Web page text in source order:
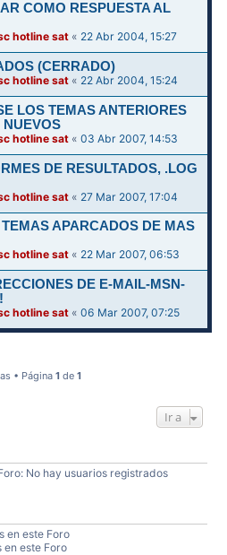
COMO RESPUESTA AL
hotline sat « 22 Abr 2004, 15:27
(CERRADO)
hotline sat « 22 Abr 2004, 15:24
LOS TEMAS ANTERIORES
NUEVOS
hotline sat «03 Abr 2007, 14:53
DE RESULTADOS, .LOG
hotline sat « 27 Mar 2007, 17:04
APARCADOS DE MAS
hotline sat « 22 Mar 2007, 06:53
DE E-MAIL-MSN-
hotline sat «06 Mar 2007, 07:25
• Página 1 de 1
Ir a
No hay usuarios registrados
en este Foro
en este Foro